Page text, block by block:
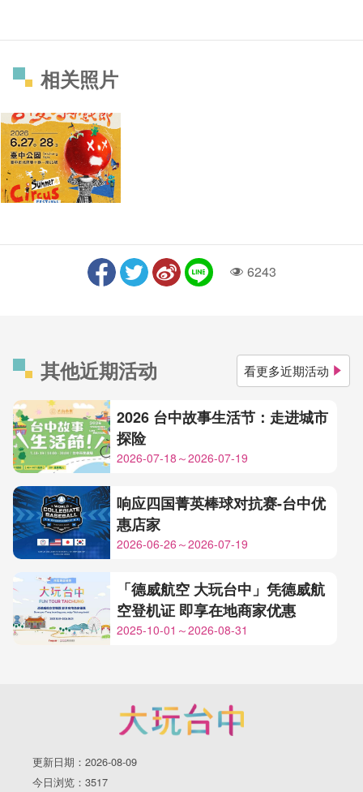
相关照片
人气6243
其他近期活动 看更多近期活动
2026 台中故事生活节：走进城市
探险
2026-07-18～2026-07-19
响应四国菁英棒球对抗赛-台中优
惠店家
2026-06-26～2026-07-19
「德威航空 大玩台中」凭德威航
空登机证 即享在地商家优惠
2025-10-01～2026-08-31
更新日期：2026-08-09
今日浏览：3517